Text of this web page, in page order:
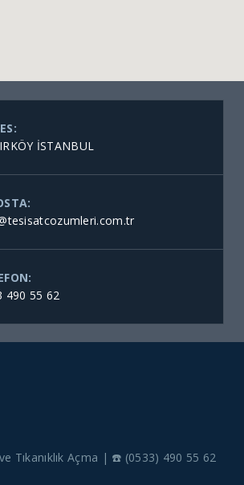
İSTANBUL
490 55 62
Tıkanıklık Açma | ☎️ (0533) 490 55 62